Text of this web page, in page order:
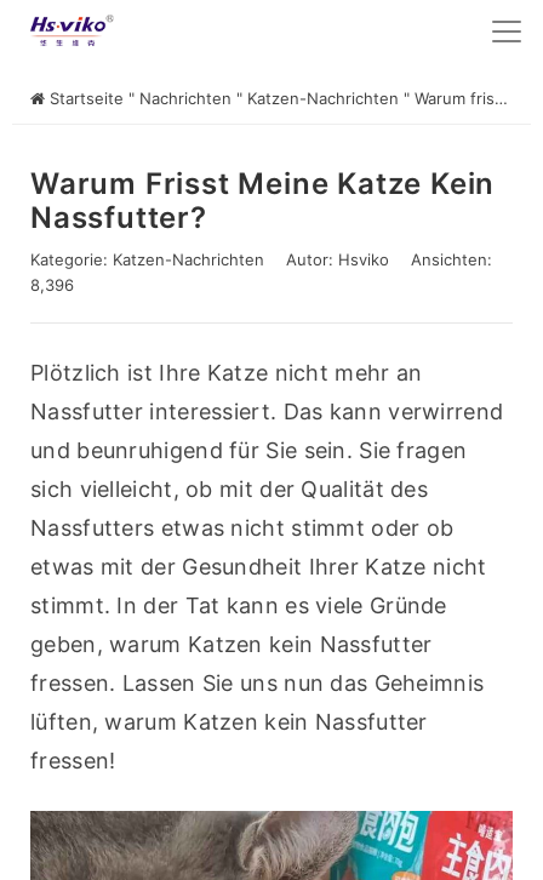
Startseite " Nachrichten " Katzen-Nachrichten " Warum frisst meine Katze kein Nassfutter?
Warum Frisst Meine Katze Kein
Nassfutter?
Kategorie: Katzen-Nachrichten Autor: Hsviko
Ansichten:
8,396
Plötzlich ist Ihre Katze nicht mehr an
Nassfutter interessiert. Das kann verwirrend
und beunruhigend für Sie sein. Sie fragen
sich vielleicht, ob mit der Qualität des
Nassfutters etwas nicht stimmt oder ob
etwas mit der Gesundheit Ihrer Katze nicht
stimmt. In der Tat kann es viele Gründe
geben, warum Katzen kein Nassfutter
fressen. Lassen Sie uns nun das Geheimnis
lüften, warum Katzen kein Nassfutter
fressen!